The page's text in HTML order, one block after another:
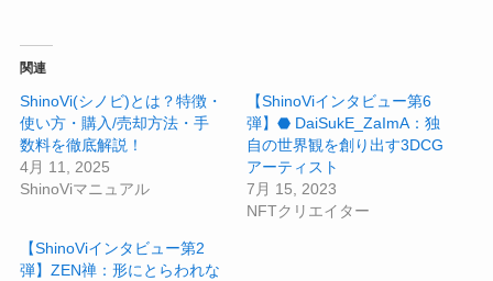
関連
ShinoVi(シノビ)とは？特徴・
使い方・購入/売却方法・手
数料を徹底解説！
4月 11, 2025
ShinoViマニュアル
【ShinoViインタビュー第6
弾】⬣ DaiSukE_ZaImA：独
自の世界観を創り出す3DCG
アーティスト
7月 15, 2023
NFTクリエイター
【ShinoViインタビュー第2
弾】ZEN禅：形にとらわれな